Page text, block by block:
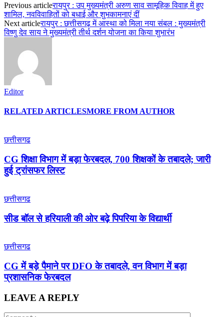
Previous articleरायपुर : उप मुख्यमंत्री अरुण साव सामूहिक विवाह में हुए
शामिल, नवविवाहितों को बधाई और शुभकामनाएं दीं
Next articleरायपुर : छत्तीसगढ़ में आस्था को मिला नया संबल : मुख्यमंत्री
विष्णु देव साय ने मुख्यमंत्री तीर्थ दर्शन योजना का किया शुभारंभ
Editor
RELATED ARTICLESMORE FROM AUTHOR
छत्तीसगढ
CG शिक्षा विभाग में बड़ा फेरबदल, 700 शिक्षकों के तबादले; जारी
हुई ट्रांसफर लिस्ट
छत्तीसगढ
सीड बॉल से हरियाली की ओर बढ़े पिपरिया के विद्यार्थी
छत्तीसगढ
CG में बड़े पैमाने पर DFO के तबादले, वन विभाग में बड़ा
प्रशासनिक फेरबदल
LEAVE A REPLY